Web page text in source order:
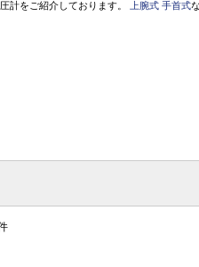
計をご紹介しております。 上腕式 手首式